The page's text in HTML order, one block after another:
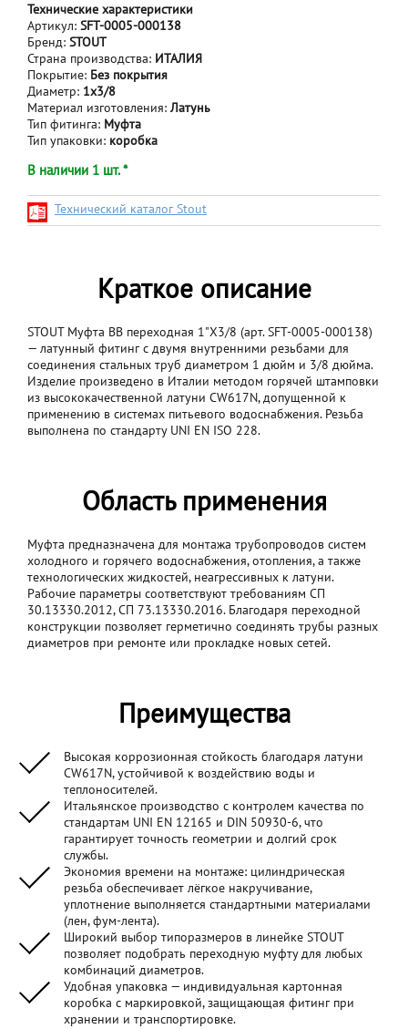
Технические характеристики
Артикул: SFT-0005-000138
Бренд: STOUT
Страна производства: ИТАЛИЯ
Покрытие: Без покрытия
Диаметр: 1x3/8
Материал изготовления: Латунь
Тип фитинга: Муфта
Тип упаковки: коробка
В наличии 1 шт. *
Технический каталог Stout
Краткое описание
STOUT Муфта ВВ переходная 1"X3/8 (арт. SFT-0005-000138)
— латунный фитинг с двумя внутренними резьбами для
соединения стальных труб диаметром 1 дюйм и 3/8 дюйма.
Изделие произведено в Италии методом горячей штамповки
из высококачественной латуни CW617N, допущенной к
применению в системах питьевого водоснабжения. Резьба
выполнена по стандарту UNI EN ISO 228.
Область применения
Муфта предназначена для монтажа трубопроводов систем
холодного и горячего водоснабжения, отопления, а также
технологических жидкостей, неагрессивных к латуни.
Рабочие параметры соответствуют требованиям СП
30.13330.2012, СП 73.13330.2016. Благодаря переходной
конструкции позволяет герметично соединять трубы разных
диаметров при ремонте или прокладке новых сетей.
Преимущества
Высокая коррозионная стойкость благодаря латуни
CW617N, устойчивой к воздействию воды и
теплоносителей.
Итальянское производство с контролем качества по
стандартам UNI EN 12165 и DIN 50930-6, что
гарантирует точность геометрии и долгий срок
службы.
Экономия времени на монтаже: цилиндрическая
резьба обеспечивает лёгкое накручивание,
уплотнение выполняется стандартными материалами
(лен, фум-лента).
Широкий выбор типоразмеров в линейке STOUT
позволяет подобрать переходную муфту для любых
комбинаций диаметров.
Удобная упаковка — индивидуальная картонная
коробка с маркировкой, защищающая фитинг при
хранении и транспортировке.